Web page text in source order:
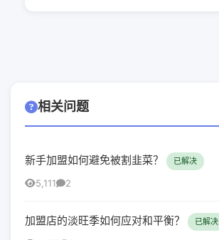
相关问题
新手加盟如何避免被割韭菜？ 已解决
5,111 2
加盟店的淡旺季如何应对和平衡？ 已解决